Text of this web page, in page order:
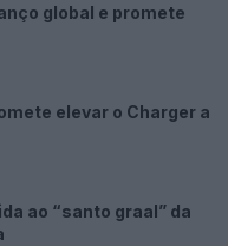
global e promete
elevar o Charger a
ao “santo graal” da